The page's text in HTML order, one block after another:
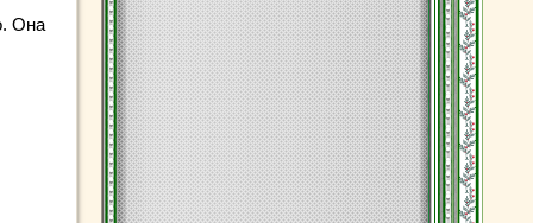
Она